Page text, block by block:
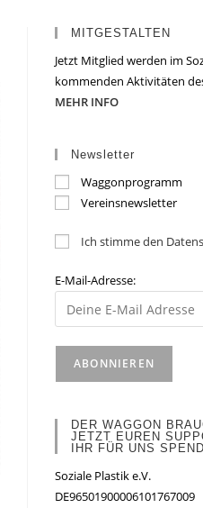
MITGESTALTEN
Jetzt Mitglied werden im
kommenden Aktivitäten
MEHR INFO
Newsletter
Waggonprogramm
Vereinsnewsletter
Ich stimme den
E-Mail-Adresse:
DER WAGGON
JETZT EUREN
IHR FÜR UNS
Soziale Plastik e.V.
DE96501900006101767009